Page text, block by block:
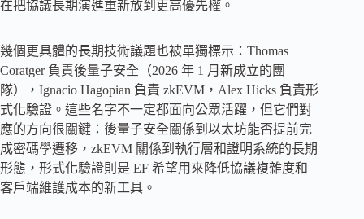
在把協議長期演進重新放到更高優先權。
幾個更具體的長期技術議題也被單獨標示：Thomas
Coratger 負責後量子安全（2026 年 1 月新成立的團
隊），Ignacio Hagopian 負責 zkEVM，Alex Hicks 負責形
式化驗證。這些名字不一定都面向公眾活躍，但它們對
應的方向很關鍵：後量子安全關係到以太坊能否提前完
成密碼學遷移，zkEVM 關係到執行層和證明系統的長期
形態，形式化驗證則是 EF 希望用來降低協議複雜度和
客戶端維護成本的新工具。